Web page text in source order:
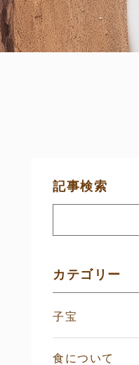
サ
ニ
記事検索
カテゴリー
子宝
食について